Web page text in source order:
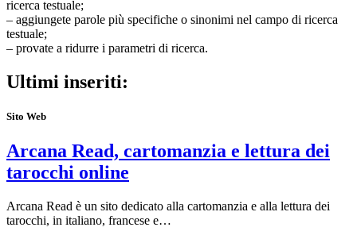
ricerca testuale;
– aggiungete parole più specifiche o sinonimi nel campo di ricerca
testuale;
– provate a ridurre i parametri di ricerca.
Ultimi inseriti:
Sito Web
Arcana Read, cartomanzia e lettura dei
tarocchi online
Arcana Read è un sito dedicato alla cartomanzia e alla lettura dei
tarocchi, in italiano, francese e…